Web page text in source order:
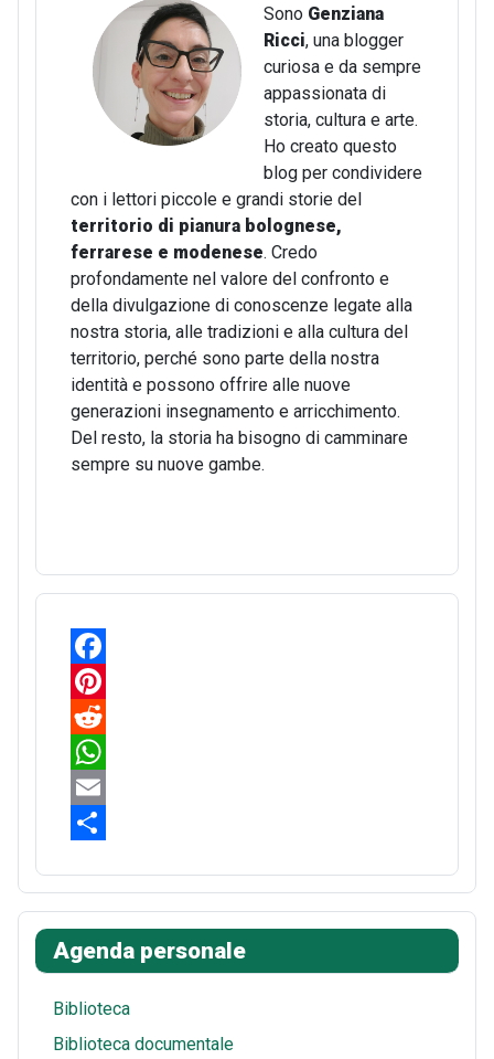
Sono Genziana
Ricci, una blogger
curiosa e da sempre
appassionata di
storia, cultura e arte.
Ho creato questo
blog per condividere
con i lettori piccole e grandi storie del
territorio di pianura bolognese,
ferrarese e modenese. Credo
profondamente nel valore del confronto e
della divulgazione di conoscenze legate alla
nostra storia, alle tradizioni e alla cultura del
territorio, perché sono parte della nostra
identità e possono offrire alle nuove
generazioni insegnamento e arricchimento.
Del resto, la storia ha bisogno di camminare
sempre su nuove gambe.
F
a
c
e
b
o
k
P
n
r
e
s
t
R
e
d
i
t
W
h
t
s
A
p
p
E
a
i
l
h
a
r
e
Agenda personale
Biblioteca
Biblioteca documentale